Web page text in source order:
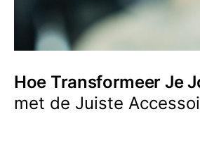
Hoe Transformeer Je
met de Juiste